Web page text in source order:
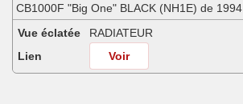
CB1000F "Big One" BLACK (NH1E) de 1994
Vue éclatée
RADIATEUR
Lien
Voir